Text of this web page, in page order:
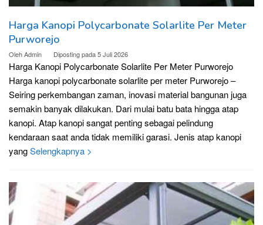
Harga Kanopi Polycarbonate Solarlite Per Meter
Purworejo
OlehAdmin Diposting pada5 Juli 2026
Harga Kanopi Polycarbonate Solarlite Per Meter Purworejo
Harga kanopi polycarbonate solarlite per meter Purworejo –
Seiring perkembangan zaman, inovasi material bangunan juga
semakin banyak dilakukan. Dari mulai batu bata hingga atap
kanopi. Atap kanopi sangat penting sebagai pelindung
kendaraan saat anda tidak memiliki garasi. Jenis atap kanopi
yangSelengkapnya >